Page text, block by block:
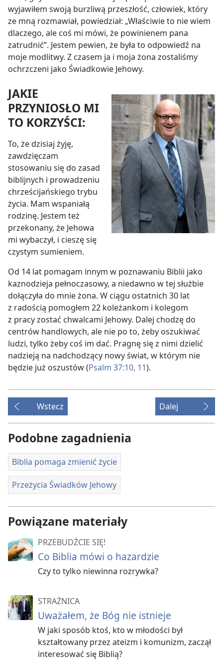
wyjawiłem swoją burzliwą przeszłość, człowiek, który
ze mną rozmawiał, powiedział: „Właściwie to nie wiem
dlaczego, ale coś mi mówi, że powinienem pana
zatrudnić”. Jestem pewien, że była to odpowiedź na
moje modlitwy. Z czasem ja i moja żona zostaliśmy
ochrzczeni jako Świadkowie Jehowy.
JAKIE
PRZYNIOSŁO MI
TO KORZYŚCI:
To, że dzisiaj żyję,
zawdzięczam
stosowaniu się do zasad
biblijnych i prowadzeniu
chrześcijańskiego trybu
życia. Mam wspaniałą
rodzinę. Jestem też
przekonany, że Jehowa
mi wybaczył, i cieszę się
czystym sumieniem.
Od 14 lat pomagam innym w poznawaniu Biblii jako
kaznodzieja pełnoczasowy, a niedawno w tej służbie
dołączyła do mnie żona. W ciągu ostatnich 30 lat
z radością pomogłem 22 koleżankom i kolegom
z pracy zostać chwalcami Jehowy. Dalej chodzę do
centrów handlowych, ale nie po to, żeby oszukiwać
ludzi, tylko żeby coś im dać. Pragnę się z nimi dzielić
nadzieją na nadchodzący nowy świat, w którym nie
będzie już oszustów (Psalm 37:10, 11).
Wstecz Dalej
Podobne zagadnienia
Biblia pomaga zmienić życie
Przeżycia Świadków Jehowy
Powiązane materiały
PRZEBUDŹCIE SIĘ!
Co Biblia mówi o hazardzie
Czy to tylko niewinna rozrywka?
STRAŻNICA
Uważałem, że Bóg nie istnieje
W jaki sposób ktoś, kto w młodości był
kształtowany przez ateizm i komunizm, zaczął
interesować się Biblią?